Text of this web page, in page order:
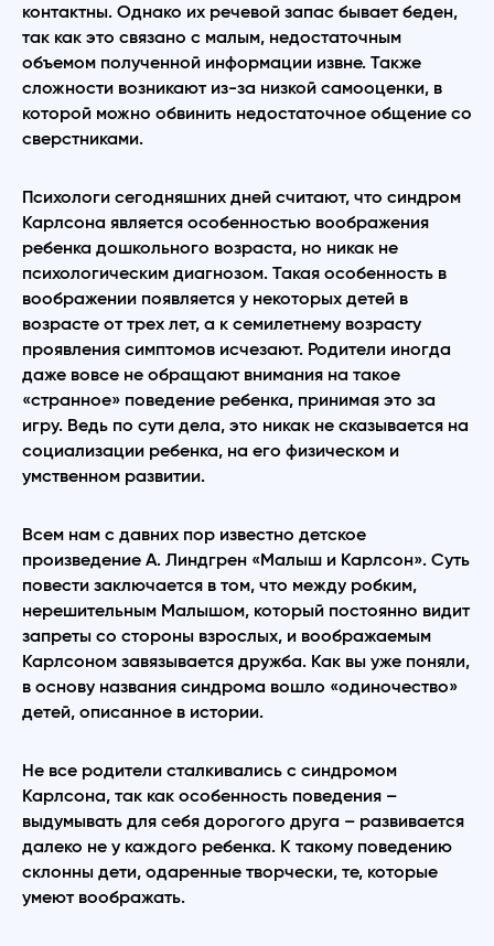
контактны. Однако их речевой запас бывает беден,
так как это связано с малым, недостаточным
объемом полученной информации извне. Также
сложности возникают из-за низкой самооценки, в
которой можно обвинить недостаточное общение со
сверстниками.
Психологи сегодняшних дней считают, что синдром
Карлсона является особенностью воображения
ребенка дошкольного возраста, но никак не
психологическим диагнозом. Такая особенность в
воображении появляется у некоторых детей в
возрасте от трех лет, а к семилетнему возрасту
проявления симптомов исчезают. Родители иногда
даже вовсе не обращают внимания на такое
«странное» поведение ребенка, принимая это за
игру. Ведь по сути дела, это никак не сказывается на
социализации ребенка, на его физическом и
умственном развитии.
Всем нам с давних пор известно детское
произведение А. Линдгрен «Малыш и Карлсон». Суть
повести заключается в том, что между робким,
нерешительным Малышом, который постоянно видит
запреты со стороны взрослых, и воображаемым
Карлсоном завязывается дружба. Как вы уже поняли,
в основу названия синдрома вошло «одиночество»
детей, описанное в истории.
Не все родители сталкивались с синдромом
Карлсона, так как особенность поведения –
выдумывать для себя дорогого друга – развивается
далеко не у каждого ребенка. К такому поведению
склонны дети, одаренные творчески, те, которые
умеют воображать.